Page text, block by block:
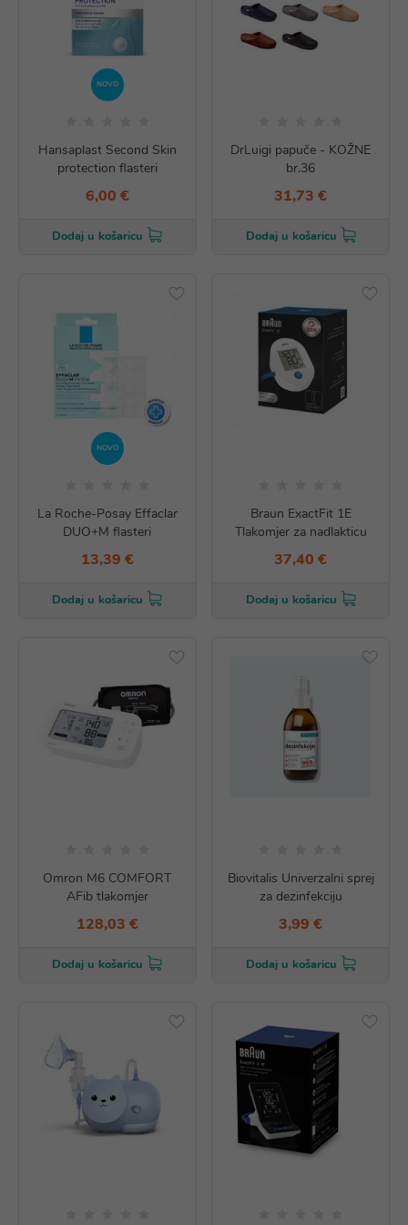
NOVO
Hansaplast Second Skin
protection flasteri
6,00 €
Dodaj u košaricu
DrLuigi papuče - KOŽNE
br.36
31,73 €
Dodaj u košaricu
NOVO
La Roche-Posay Effaclar
DUO+M flasteri
13,39 €
Dodaj u košaricu
Braun ExactFit 1E
Tlakomjer za nadlakticu
37,40 €
Dodaj u košaricu
Omron M6 COMFORT
AFib tlakomjer
128,03 €
Dodaj u košaricu
Biovitalis Univerzalni sprej
za dezinfekciju
3,99 €
Dodaj u košaricu